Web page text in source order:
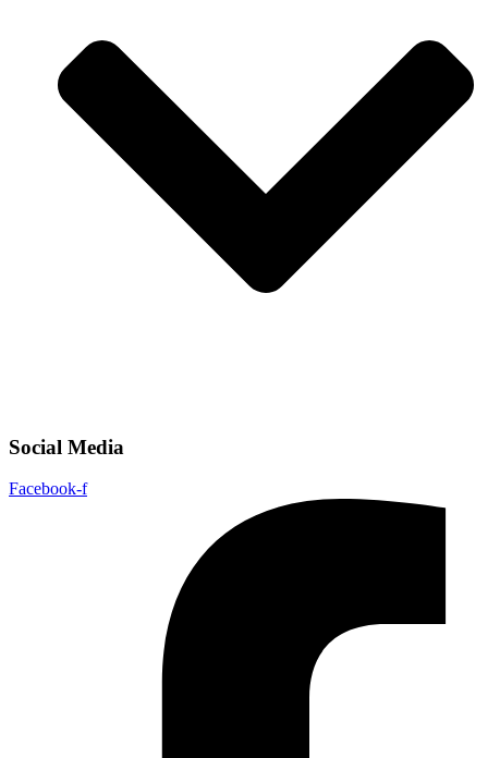
Social Media
Facebook-f